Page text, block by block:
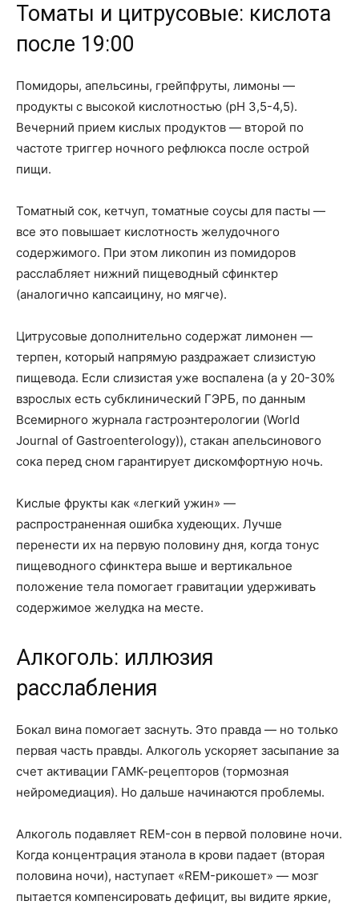
Томаты и цитрусовые: кислота
после 19:00
Помидоры, апельсины, грейпфруты, лимоны —
продукты с высокой кислотностью (pH 3,5-4,5).
Вечерний прием кислых продуктов — второй по
частоте триггер ночного рефлюкса после острой
пищи.
Томатный сок, кетчуп, томатные соусы для пасты —
все это повышает кислотность желудочного
содержимого. При этом ликопин из помидоров
расслабляет нижний пищеводный сфинктер
(аналогично капсаицину, но мягче).
Цитрусовые дополнительно содержат лимонен —
терпен, который напрямую раздражает слизистую
пищевода. Если слизистая уже воспалена (а у 20-30%
взрослых есть субклинический ГЭРБ, по данным
Всемирного журнала гастроэнтерологии (World
Journal of Gastroenterology)), стакан апельсинового
сока перед сном гарантирует дискомфортную ночь.
Кислые фрукты как «легкий ужин» —
распространенная ошибка худеющих. Лучше
перенести их на первую половину дня, когда тонус
пищеводного сфинктера выше и вертикальное
положение тела помогает гравитации удерживать
содержимое желудка на месте.
Алкоголь: иллюзия
расслабления
Бокал вина помогает заснуть. Это правда — но только
первая часть правды. Алкоголь ускоряет засыпание за
счет активации ГАМК-рецепторов (тормозная
нейромедиация). Но дальше начинаются проблемы.
Алкоголь подавляет REM-сон в первой половине ночи.
Когда концентрация этанола в крови падает (вторая
половина ночи), наступает «REM-рикошет» — мозг
пытается компенсировать дефицит, вы видите яркие,